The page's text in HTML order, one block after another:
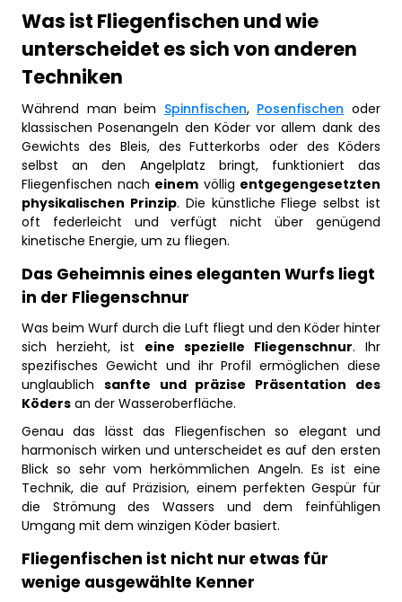
Was ist Fliegenfischen und wie
unterscheidet es sich von anderen
Techniken
Während man beim Spinnfischen, Posenfischen oder
klassischen Posenangeln den Köder vor allem dank des
Gewichts des Bleis, des Futterkorbs oder des Köders
selbst an den Angelplatz bringt, funktioniert das
Fliegenfischen nach einem völlig entgegengesetzten
physikalischen Prinzip. Die künstliche Fliege selbst ist
oft federleicht und verfügt nicht über genügend
kinetische Energie, um zu fliegen.
Das Geheimnis eines eleganten Wurfs liegt
in der Fliegenschnur
Was beim Wurf durch die Luft fliegt und den Köder hinter
sich herzieht, ist eine spezielle Fliegenschnur. Ihr
spezifisches Gewicht und ihr Profil ermöglichen diese
unglaublich sanfte und präzise Präsentation des
Köders an der Wasseroberfläche.
Genau das lässt das Fliegenfischen so elegant und
harmonisch wirken und unterscheidet es auf den ersten
Blick so sehr vom herkömmlichen Angeln. Es ist eine
Technik, die auf Präzision, einem perfekten Gespür für
die Strömung des Wassers und dem feinfühligen
Umgang mit dem winzigen Köder basiert.
Fliegenfischen ist nicht nur etwas für
wenige ausgewählte Kenner